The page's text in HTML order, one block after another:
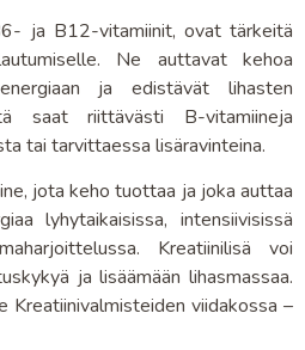
ja B12-vitamiinit, ovat tärkeitä
Ne auttavat kehoa
ja edistävät lihasten
saat riittävästi B-vitamiineja
tai tarvittaessa lisäravinteina.
jota keho tuottaa ja joka auttaa
lyhytaikaisissa, intensiivisissä
Kreatiinilisä voi
ja lisäämään lihasmassaa.
Kreatiinivalmisteiden viidakossa –